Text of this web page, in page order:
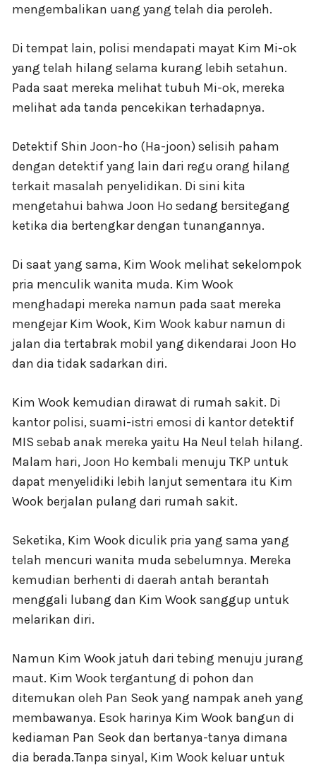
mengembalikan uang yang telah dia peroleh.
Di tempat lain, polisi mendapati mayat Kim Mi-ok
yang telah hilang selama kurang lebih setahun.
Pada saat mereka melihat tubuh Mi-ok, mereka
melihat ada tanda pencekikan terhadapnya.
Detektif Shin Joon-ho (Ha-joon) selisih paham
dengan detektif yang lain dari regu orang hilang
terkait masalah penyelidikan. Di sini kita
mengetahui bahwa Joon Ho sedang bersitegang
ketika dia bertengkar dengan tunangannya.
Di saat yang sama, Kim Wook melihat sekelompok
pria menculik wanita muda. Kim Wook
menghadapi mereka namun pada saat mereka
mengejar Kim Wook, Kim Wook kabur namun di
jalan dia tertabrak mobil yang dikendarai Joon Ho
dan dia tidak sadarkan diri.
Kim Wook kemudian dirawat di rumah sakit. Di
kantor polisi, suami-istri emosi di kantor detektif
MIS sebab anak mereka yaitu Ha Neul telah hilang.
Malam hari, Joon Ho kembali menuju TKP untuk
dapat menyelidiki lebih lanjut sementara itu Kim
Wook berjalan pulang dari rumah sakit.
Seketika, Kim Wook diculik pria yang sama yang
telah mencuri wanita muda sebelumnya. Mereka
kemudian berhenti di daerah antah berantah
menggali lubang dan Kim Wook sanggup untuk
melarikan diri.
Namun Kim Wook jatuh dari tebing menuju jurang
maut. Kim Wook tergantung di pohon dan
ditemukan oleh Pan Seok yang nampak aneh yang
membawanya. Esok harinya Kim Wook bangun di
kediaman Pan Seok dan bertanya-tanya dimana
dia berada.Tanpa sinyal, Kim Wook keluar untuk